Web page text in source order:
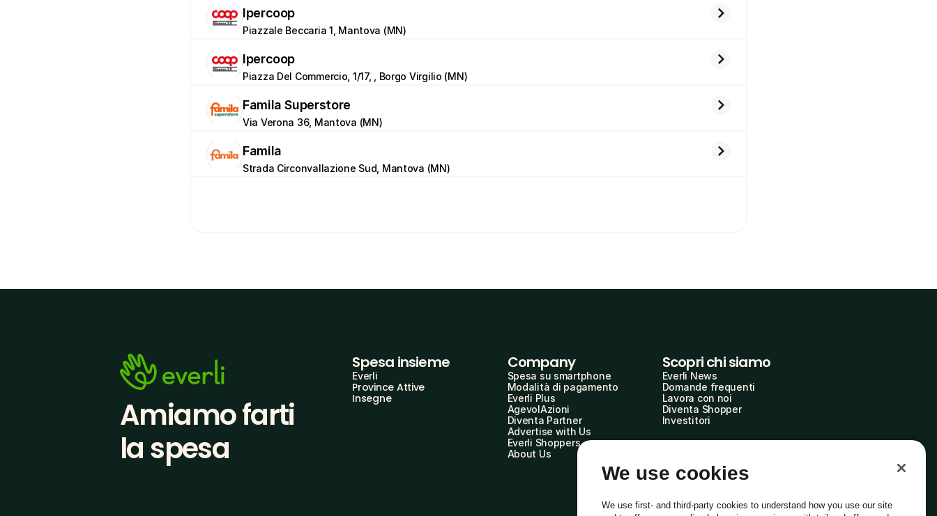
Ipercoop
Piazzale Beccaria 1, Mantova (MN)
Ipercoop
Piazza Del Commercio, 1/17, , Borgo Virgilio (MN)
Famila Superstore
Via Verona 36, Mantova (MN)
Famila
Strada Circonvallazione Sud, Mantova (MN)
Amiamo farti
la spesa
Spesa insieme
Everli
Province Attive
Insegne
Company
Spesa su smartphone
Modalità di pagamento
Everli Plus
AgevolAzioni
Diventa Partner
Advertise with Us
Everli Shoppers
About Us
Scopri chi siamo
Everli News
Domande frequenti
Lavora con noi
Diventa Shopper
Investitori
We use cookies
We use first- and third-party cookies to understand how you use our site